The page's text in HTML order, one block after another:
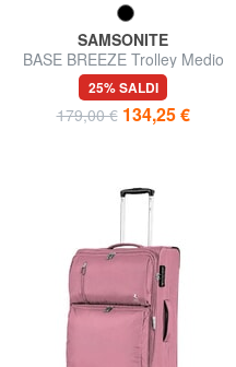
SAMSONITE
BASE BREEZE Trolley Medio
25% SALDI
179,00 € 134,25 €